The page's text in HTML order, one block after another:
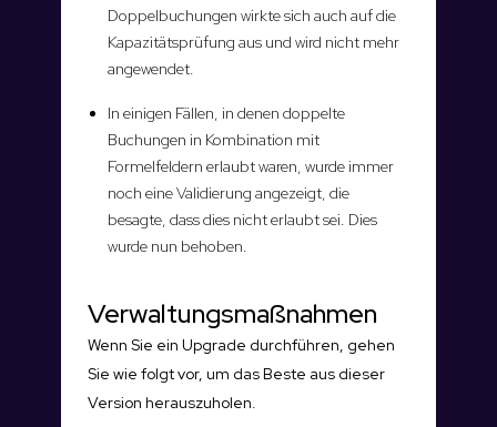
Doppelbuchungen wirkte sich auch auf die
Kapazitätsprüfung aus und wird nicht mehr
angewendet.
In einigen Fällen, in denen doppelte
Buchungen in Kombination mit
Formelfeldern erlaubt waren, wurde immer
noch eine Validierung angezeigt, die
besagte, dass dies nicht erlaubt sei. Dies
wurde nun behoben.
Verwaltungsmaßnahmen
Wenn Sie ein Upgrade durchführen, gehen
Sie wie folgt vor, um das Beste aus dieser
Version herauszuholen.